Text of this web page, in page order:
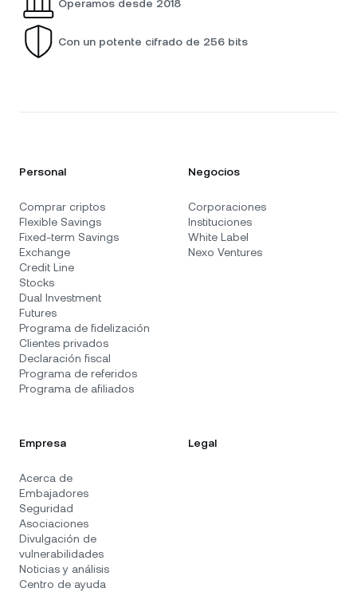
Operamos desde 2018
Con un potente cifrado de 256 bits
Personal
Comprar criptos
Flexible Savings
Fixed-term Savings
Exchange
Credit Line
Stocks
Dual Investment
Futures
Programa de fidelización
Clientes privados
Declaración fiscal
Programa de referidos
Programa de afiliados
Negocios
Corporaciones
Instituciones
White Label
Nexo Ventures
Empresa
Acerca de
Embajadores
Seguridad
Asociaciones
Divulgación de
vulnerabilidades
Noticias y análisis
Centro de ayuda
Legal